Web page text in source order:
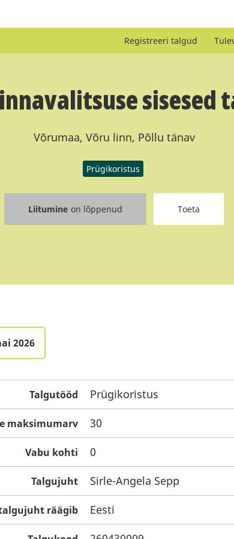
Registreeri talgud
sisesed
Võrumaa, Võru linn, Põllu tänav
Prügikoristus
Liitumine on lõppenud Toeta
2026
Talgutööd Prügikoristus
maksimumarv 30
Vabu kohti 0
Talgujuht Sirle-Angela Sepp
räägib Eesti